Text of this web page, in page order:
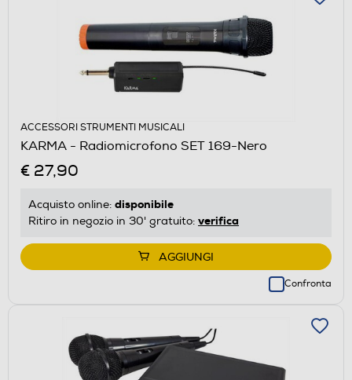
ACCESSORI STRUMENTI MUSICALI
KARMA - Radiomicrofono SET 169-Nero
€ 27,90
Acquisto online: disponibile
Ritiro in negozio in 30' gratuito: verifica
AGGIUNGI
Confronta